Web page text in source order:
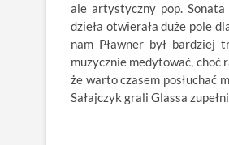
ale artystyczny pop.
dzieła otwierała duże pole
nam Pławner był bardziej
muzycznie medytować,
że warto czasem posłuchać
Sałajczyk grali Glassa